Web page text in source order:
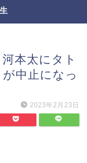
本太にタト
中止になっ
2023年2月23日